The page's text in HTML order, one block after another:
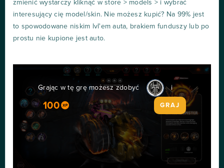
zmienić wystarczy kliknąć w store > models > i wybrać
interesujący cię model/skin. Nie możesz kupić? Na 99% jest
to spowodowane niskim lvl'em auta, brakiem funduszy lub po
prostu nie kupione jest auto.
Grając w tę grę możesz zdobyć i
100 GRAJ